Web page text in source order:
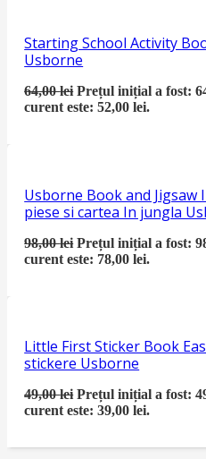
Starting School Activity
Usborne
64,00lei Prețul inițial a fost:
curent este: 52,00 lei.
Usborne Book and Jigsaw
piese si cartea In jungla
98,00lei Prețul inițial a fost:
curent este: 78,00 lei.
Little First Sticker Book
stickere Usborne
49,00lei Prețul inițial a fost:
curent este: 39,00 lei.